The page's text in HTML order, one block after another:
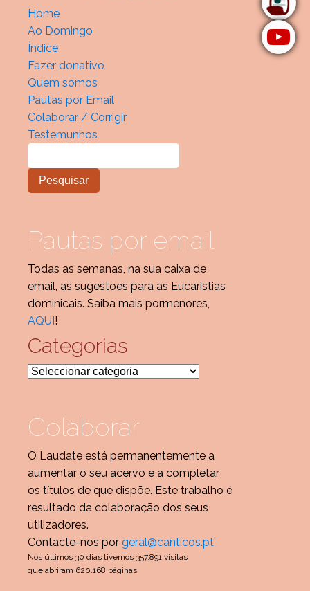
Home
Ao Domingo
Índice
Fazer donativo
Quem somos
Pautas por Email
Colaborar / Corrigir
Testemunhos
Pautas por email
Todas as semanas, na sua caixa de
email, as sugestões para as Eucaristias
dominicais. Saiba mais pormenores,
AQUI!
Categorias
Categorias
Colaborar
O Laudate está permanentemente a
aumentar o seu acervo e a completar
os títulos de que dispõe. Este trabalho é
resultado da colaboração dos seus
utilizadores.
Contacte-nos por geral@canticos.pt
Nos últimos 30 dias tivemos 357.891 visitas
que abriram 620.168 páginas.